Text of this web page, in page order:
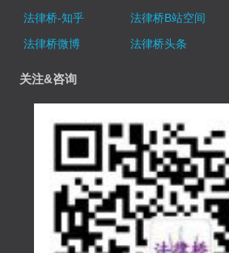
法律桥-知乎
法律桥B站空间
法律桥微博
法律桥头条
关注&咨询